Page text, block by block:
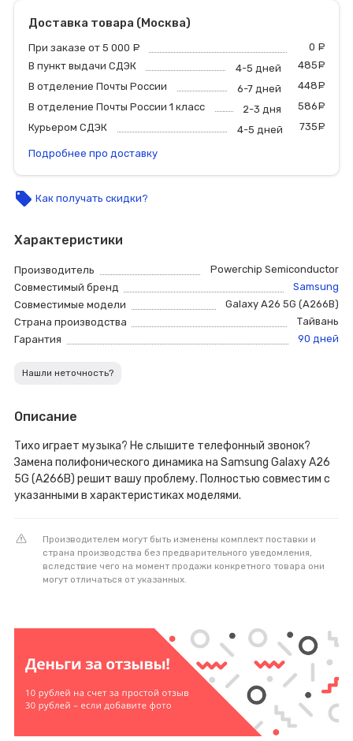
Доставка товара (Москва)
При заказе от 5 000 0
В пункт выдачи СДЭК
4-5 дней 485
В отделение Почты России
6-7 дней 448
В отделение Почты России 1 класс
2-3 дня 586
Курьером СДЭК
4-5 дней 735
Подробнее про доставку
local_offer Как получать скидки?
Характеристики
Производитель
Powerchip Semiconductor
Совместимый бренд
Samsung
Совместимые модели
Galaxy A26 5G (A266B)
Страна производства
Тайвань
Гарантия
90 дней
Нашли неточность?
Описание
Тихо играет музыка? Не слышите телефонный звонок?
Замена полифонического динамика на Samsung Galaxy A26
5G (A266B) решит вашу проблему. Полностью совместим с
указанными в характеристиках моделями.
Производителем могут быть изменены комплект поставки и
страна производства без предварительного уведомления,
вследствие чего на момент продажи конкретного товара они
могут отличаться от указанных.